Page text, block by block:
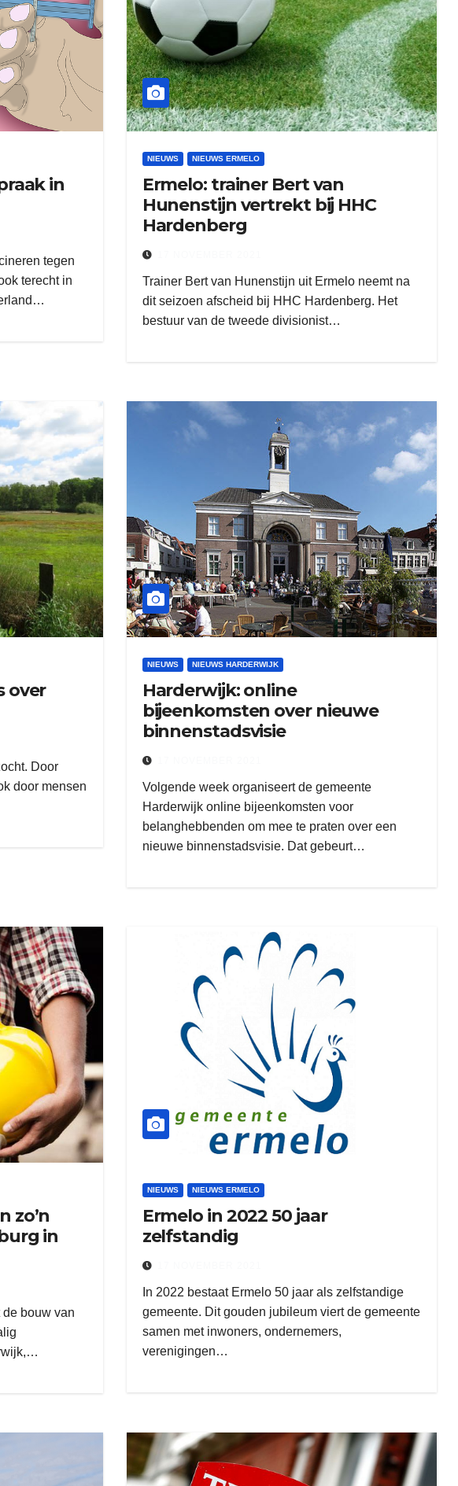
in
tegen
terecht in
NIEUWS NIEUWS ERMELO
Ermelo: trainer Bert van
Hunenstijn vertrekt bij HHC
Hardenberg
Trainer Bert van Hunenstijn uit Ermelo neemt na
dit seizoen afscheid bij HHC Hardenberg. Het
bestuur van de tweede divisionist…
over
Door
door mensen
NIEUWS NIEUWS HARDERWIJK
Harderwijk: online
bijeenkomsten over nieuwe
binnenstadsvisie
Volgende week organiseert de gemeente
Harderwijk online bijeenkomsten voor
belanghebbenden om mee te praten over een
nieuwe binnenstadsvisie. Dat gebeurt…
zo’n
in
bouw van
NIEUWS NIEUWS ERMELO
Ermelo in 2022 50 jaar
zelfstandig
In 2022 bestaat Ermelo 50 jaar als zelfstandige
gemeente. Dit gouden jubileum viert de gemeente
samen met inwoners, ondernemers,
verenigingen…